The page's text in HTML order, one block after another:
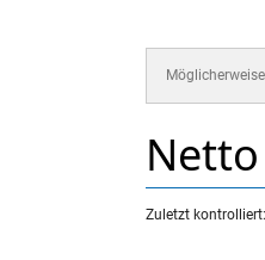
Zuletzt